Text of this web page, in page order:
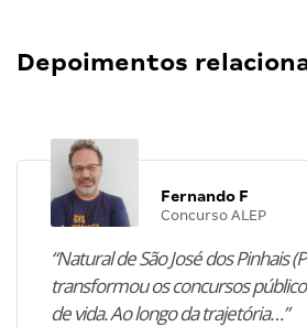
Depoimentos
Fernando F
Concurso ALEP
“Natural de São José dos Pinhais
transformou os concursos
de vida. Ao longo da trajetória…”